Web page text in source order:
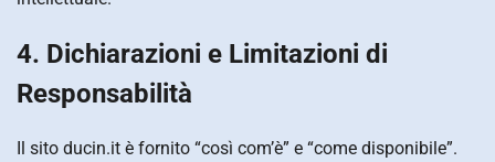
4. Dichiarazioni e Limitazioni di
Responsabilità
Il sito ducin.it è fornito “così com’è” e “come disponibile”.